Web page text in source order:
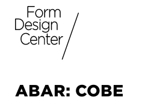
ABAR: COBE